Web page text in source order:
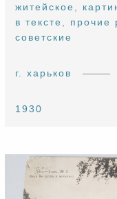
житейское
в тексте
прочие
советские
г. харьков
1930